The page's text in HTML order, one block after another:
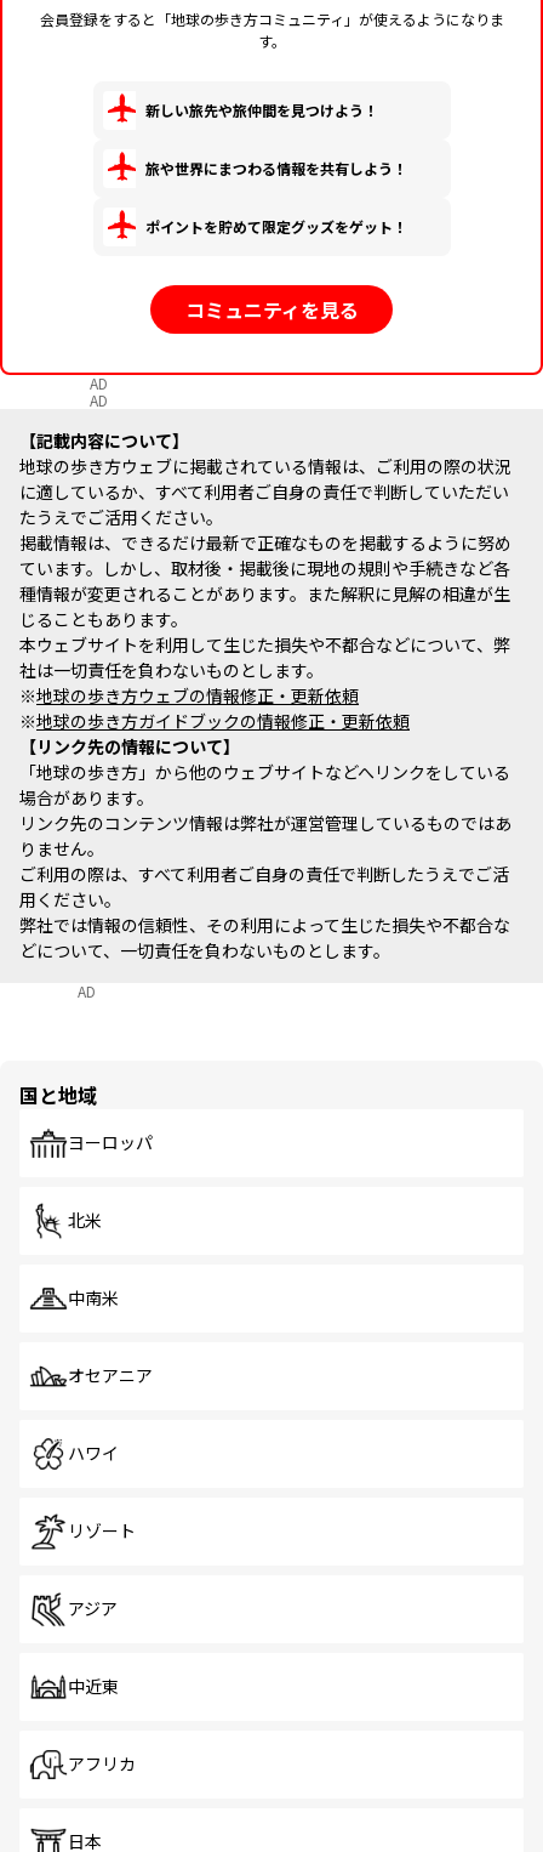
会員登録をすると「地球の歩き方コミュニティ」が使えるようになりま
す。
新しい旅先や旅仲間を見つけよう！
旅や世界にまつわる情報を共有しよう！
ポイントを貯めて限定グッズをゲット！
コミュニティを見る
AD
AD
記載内容について
地球の歩き方ウェブに掲載されている情報は、ご利用の際の状況
に適しているか、すべて利用者ご自身の責任で判断していただい
たうえでご活用ください。
掲載情報は、できるだけ最新で正確なものを掲載するように努め
ています。しかし、取材後・掲載後に現地の規則や手続きなど各
種情報が変更されることがあります。また解釈に見解の相違が生
じることもあります。
本ウェブサイトを利用して生じた損失や不都合などについて、弊
社は一切責任を負わないものとします。
※地球の歩き方ウェブの情報修正・更新依頼
※地球の歩き方ガイドブックの情報修正・更新依頼
リンク先の情報について
「地球の歩き方」から他のウェブサイトなどへリンクをしている
場合があります。
リンク先のコンテンツ情報は弊社が運営管理しているものではあ
りません。
ご利用の際は、すべて利用者ご自身の責任で判断したうえでご活
用ください。
弊社では情報の信頼性、その利用によって生じた損失や不都合な
どについて、一切責任を負わないものとします。
AD
国と地域
ヨーロッパ
北米
中南米
オセアニア
ハワイ
リゾート
アジア
中近東
アフリカ
日本